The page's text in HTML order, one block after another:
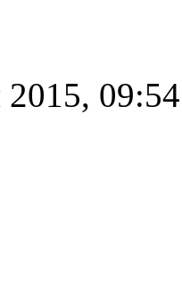
2015, 09:54